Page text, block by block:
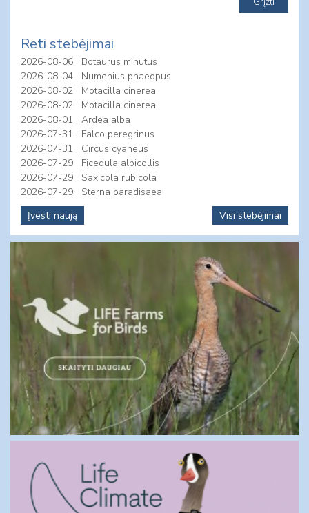
Reti stebėjimai
2026-08-06
Botaurus minutus
2026-08-04
Numenius phaeopus
2026-08-02
Motacilla cinerea
2026-08-02
Motacilla cinerea
2026-08-01
Ardea alba
2026-07-31
Falco peregrinus
2026-07-31
Circus cyaneus
2026-07-29
Ficedula albicollis
2026-07-29
Saxicola rubicola
2026-07-29
Sterna paradisaea
Įvesti naują
Visi stebėjimai